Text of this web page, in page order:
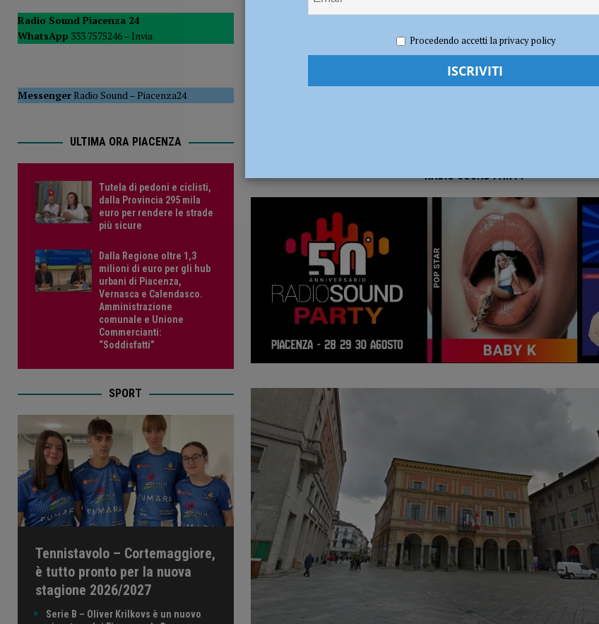
del Consiglio POLITICA
[ 5 Agosto 2026 ] Tutela di pedoni e ciclisti, dalla Provincia 295 mila euro per rendere le strade più sicure ATTUALITÀ
RADIO SOUND PARTY
Radio Sound Piacenza 24
WhatsApp 333 7575246 – Invia
MessengerRadio Sound–Piacenza24
ULTIMA ORA PIACENZA
Tutela di pedoni e ciclisti,
dalla Provincia 295 mila
euro per rendere le strade
più sicure
Dalla Regione oltre 1,3
milioni di euro per gli hub
urbani di Piacenza,
Vernasca e Calendasco.
Amministrazione
comunale e Unione
Commercianti:
“Soddisfatti”
SPORT
Tennistavolo – Cortemaggiore,
è tutto pronto per la nuova
stagione 2026/2027
Serie B – Oliver Krilkovs è un nuovo
Procedendo accetti la privacy policy